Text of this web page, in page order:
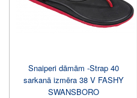
Snaiperi dāmām -Strap 40
sarkanā izmēra 38 V FASHY
SWANSBORO